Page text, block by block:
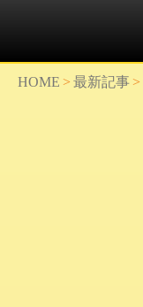
HOME > 最新記事 >